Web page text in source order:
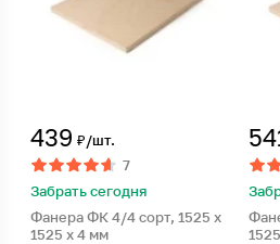
439 ₽/шт.
7
Забрать сегодня
Фанера ФК 4/4 сорт, 1525 x
1525 x 4 мм